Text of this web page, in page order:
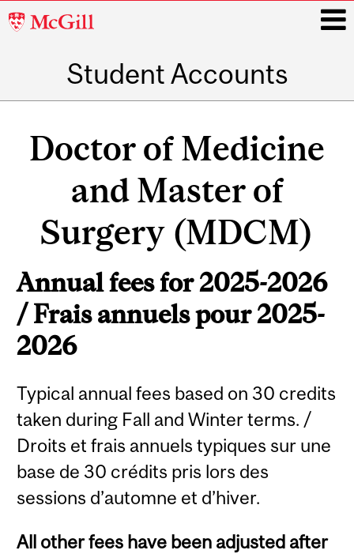
McGill
Student Accounts
navigation
Doctor of Medicine
and Master of
Surgery (MDCM)
Annual fees for 2025-2026
/ Frais annuels pour 2025-
2026
Typical annual fees based on 30 credits
taken during Fall and Winter terms. /
Droits et frais annuels typiques sur une
base de 30 crédits pris lors des
sessions d’automne et d’hiver.
All other fees have been adjusted after